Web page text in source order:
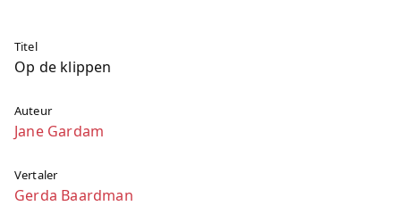
Titel
Op de klippen
Auteur
Jane Gardam
Vertaler
Gerda Baardman